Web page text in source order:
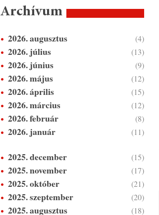
Archívum
2026. augusztus (4)
2026. július (13)
2026. június (9)
2026. május (12)
2026. április (15)
2026. március (12)
2026. február (8)
2026. január (11)
2025. december (15)
2025. november (17)
2025. október (21)
2025. szeptember (20)
2025. augusztus (18)